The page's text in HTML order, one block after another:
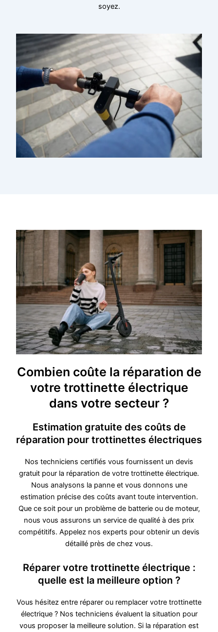
soyez.
Combien coûte la réparation de
votre trottinette électrique
dans votre secteur ?
Estimation gratuite des coûts de
réparation pour trottinettes électriques
Nos techniciens certifiés vous fournissent un devis
gratuit pour la réparation de votre trottinette électrique.
Nous analysons la panne et vous donnons une
estimation précise des coûts avant toute intervention.
Que ce soit pour un problème de batterie ou de moteur,
nous vous assurons un service de qualité à des prix
compétitifs. Appelez nos experts pour obtenir un devis
détaillé près de chez vous.
Réparer votre trottinette électrique :
quelle est la meilleure option ?
Vous hésitez entre réparer ou remplacer votre trottinette
électrique ? Nos techniciens évaluent la situation pour
vous proposer la meilleure solution. Si la réparation est